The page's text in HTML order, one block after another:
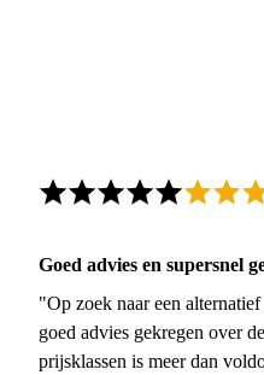
Goed advies en supersnel
"Op zoek naar een
goed advies gekregen over
prijsklassen is meer dan